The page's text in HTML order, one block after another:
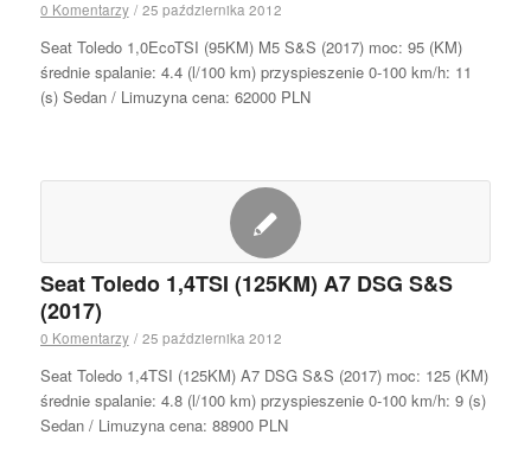
0 Komentarzy / 25 października 2012
Seat Toledo 1,0EcoTSI (95KM) M5 S&S (2017) moc: 95 (KM)
średnie spalanie: 4.4 (l/100 km) przyspieszenie 0-100 km/h: 11
(s) Sedan / Limuzyna cena: 62000 PLN
Seat Toledo 1,4TSI (125KM) A7 DSG S&S
(2017)
0 Komentarzy / 25 października 2012
Seat Toledo 1,4TSI (125KM) A7 DSG S&S (2017) moc: 125 (KM)
średnie spalanie: 4.8 (l/100 km) przyspieszenie 0-100 km/h: 9 (s)
Sedan / Limuzyna cena: 88900 PLN